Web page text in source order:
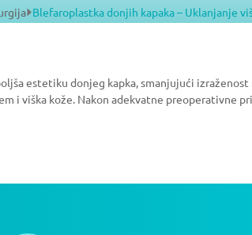
Blefaroplastka donjih kapaka – Uklanjanje
estetiku donjeg kapka, smanjujući izraženost
i viška kože. Nakon adekvatne preoperativne